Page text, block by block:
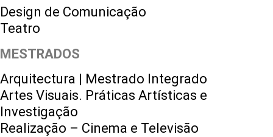
Design de Comunicação
Teatro
MESTRADOS
Arquitectura | Mestrado Integrado
Artes Visuais. Práticas Artísticas e
Investigação
Realização – Cinema e Televisão